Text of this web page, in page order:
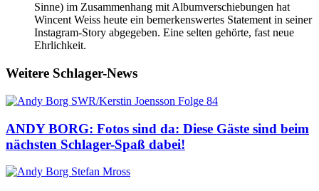
Sinne) im Zusammenhang mit Albumverschiebungen hat
Wincent Weiss heute ein bemerkenswertes Statement in seiner
Instagram-Story abgegeben. Eine selten gehörte, fast neue
Ehrlichkeit.
Weitere Schlager-News
ANDY BORG: Fotos sind da: Diese Gäste sind beim
nächsten Schlager-Spaß dabei!